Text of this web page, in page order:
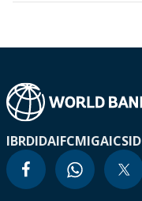
IBRDIDAIFCMIGAICSID